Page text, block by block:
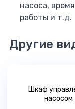
Наши объекты
насоса,
работы и т.д.
Другие
Шкаф
насосом